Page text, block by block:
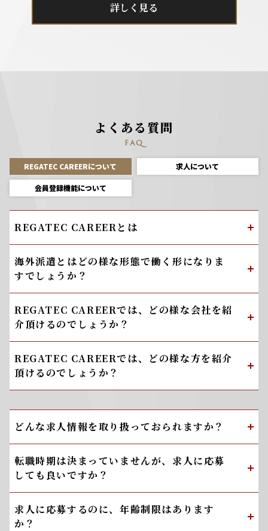
詳しく見る
よくある質問
FAQ
REGATEC CAREERについて 求人について
会員登録機能について
REGATEC CAREERとは
海外派遣とはどの様な形態で働く形になりま
すでしょうか？
REGATEC CAREERでは、どの様な会社を紹
介頂けるのでしょうか？
REGATEC CAREERでは、どの様な方を紹介
頂けるのでしょうか？
どんな求人情報を取り扱っておられますか？
転職時期は決まっていませんが、求人に応募
しても良いですか？
求人に応募するのに、年齢制限はあります
か？